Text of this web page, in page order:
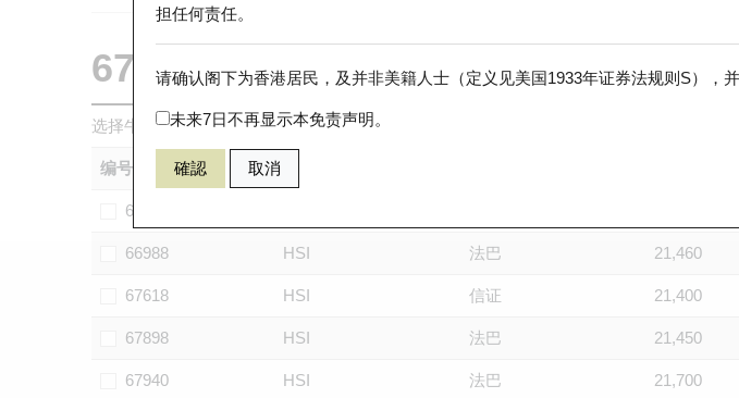
担任何责任。
请确认阁下为香港居民，及并非美籍人士（定义见美国1933年证券法规则S），
未来7日不再显示本免责声明。
確認 取消
67514 瑞银牛证 HSI 恒生指数
选择牛熊证作比较 *你可以选择最多五只牛熊证
编号
66970
66988 HSI 法巴 21,460
67618 HSI 信证 21,400
67898 HSI 法巴 21,450
67940 HSI 法巴 21,700